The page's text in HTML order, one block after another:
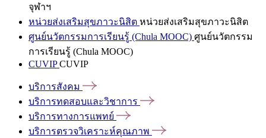
จุฬาฯ
หน่วยส่งเสริมสุขภาวะนิสิต หน่วยส่งเสริมสุขภาวะนิสิต
ศูนย์นวัตกรรมการเรียนรู้ (Chula MOOC) ศูนย์นวัตกรรม
การเรียนรู้ (Chula MOOC)
CUVIPCUVIP
บริการสังคม
บริการทดสอบและวิชาการ
บริการทางการแพทย์
บริการตรวจวิเคราะห์คุณภาพ